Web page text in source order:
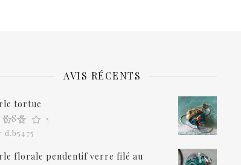
AVIS RÉCENTS
tortue
5sur 5
d.b5475
florale pendentif verre filé au